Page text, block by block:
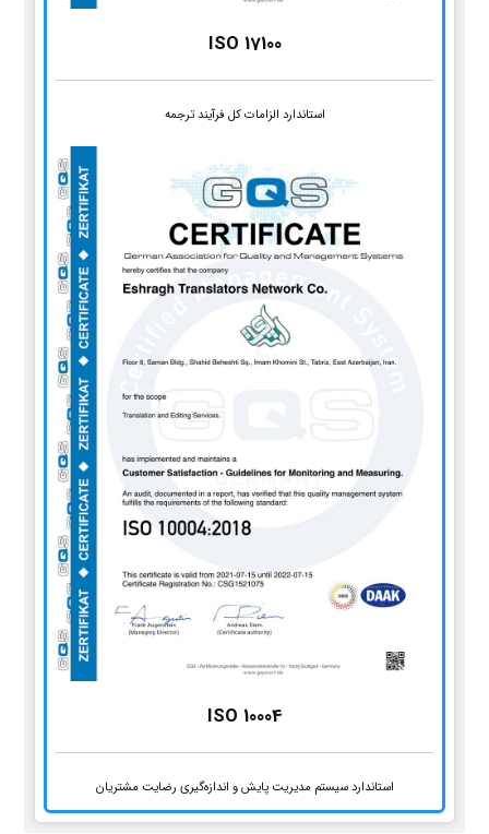
ISO 17100
استاندارد الزامات کل فرآیند ترجمه
ISO 10004
استاندارد سیستم مدیریت پایش و اندازه‌گیری رضایت مشتریان